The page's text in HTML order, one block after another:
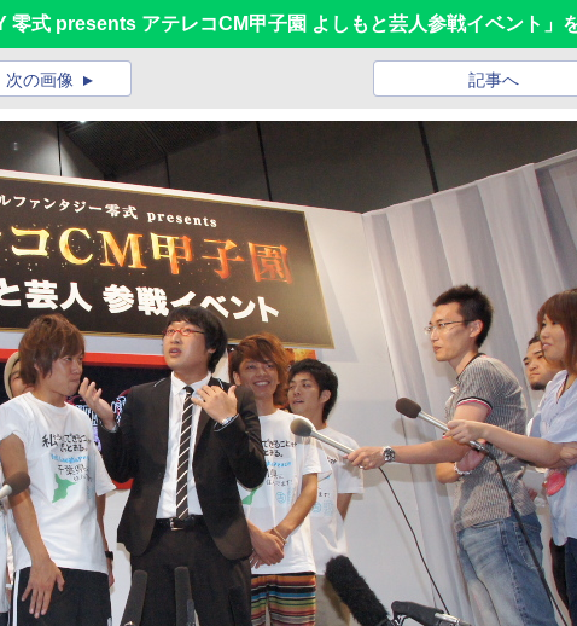
零式 presents アテレコCM甲子園 よしもと芸人参戦イベント」
記事へ
次の画像